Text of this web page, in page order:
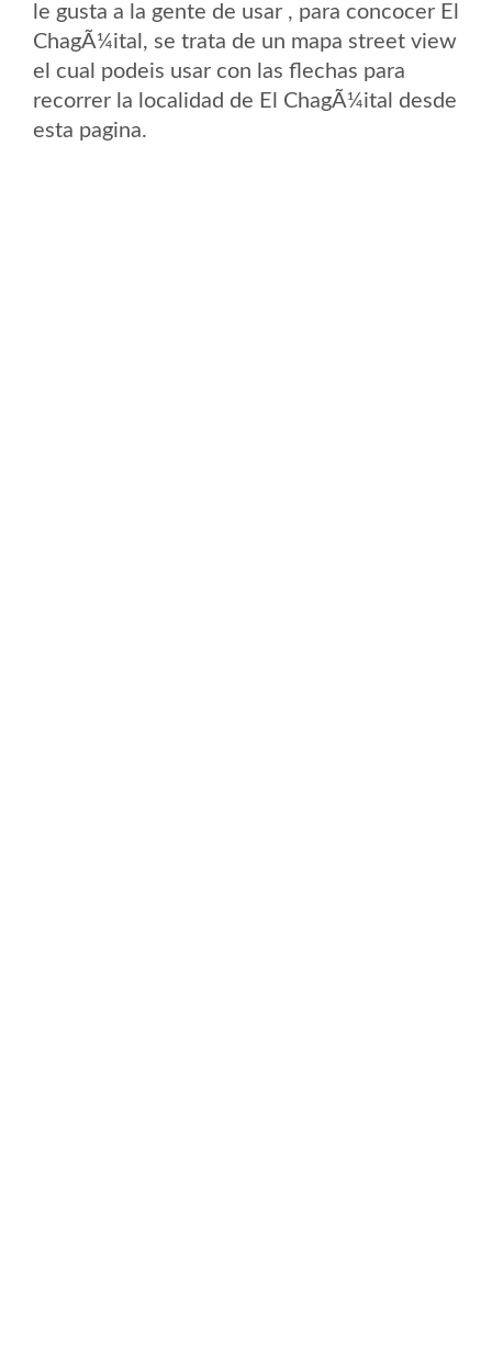
le gusta a la gente de usar , para concocer El
ChagÃ¼ital, se trata de un mapa street view
el cual podeis usar con las flechas para
recorrer la localidad de El ChagÃ¼ital desde
esta pagina.